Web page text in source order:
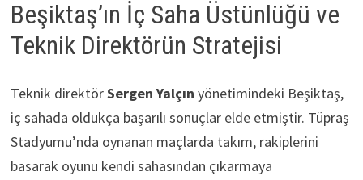
Beşiktaş’ın İç Saha Üstünlüğü ve
Teknik Direktörün Stratejisi
Teknik direktörSergen Yalçın yönetimindeki Beşiktaş,
iç sahada oldukça başarılı sonuçlar elde etmiştir. Tüpraş
Stadyumu’nda oynanan maçlarda takım, rakiplerini
basarak oyunu kendi sahasından çıkarmaya